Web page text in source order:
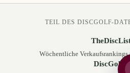
TEIL DES DISCGOLF-
Wöchentliche